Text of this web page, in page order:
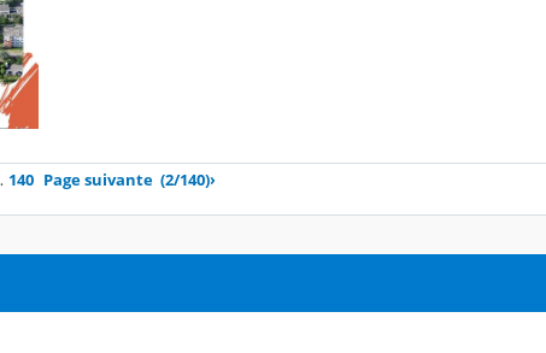
140 Page suivante (2/140)›